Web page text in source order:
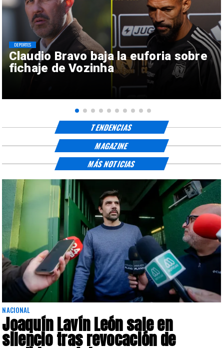
Claudio Bravo baja la euforia sobre
fichaje de Vozinha
DEPORTES
TENDENCIAS
MAGAZINE
NACIONAL
Joaquín Lavín León sale en
silencio tras revocación de
MÁS NOTICIAS